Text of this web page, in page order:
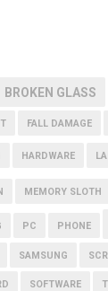
BROKEN GLASS
FALL DAMAGE
HARDWARE
MEMORY SLOTH
PC PHONE
SAMSUNG
SOFTWARE